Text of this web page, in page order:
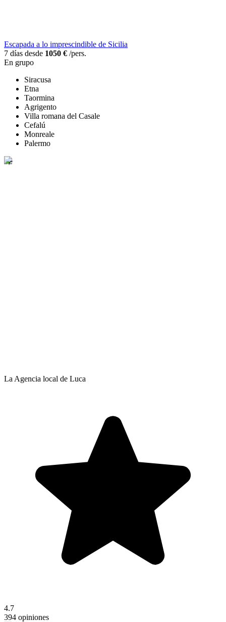
Escapada a lo imprescindible de Sicilia
7 días desde 1050 € /pers.
En grupo
Siracusa
Etna
Taormina
Agrigento
Villa romana del Casale
Cefalú
Monreale
Palermo
La Agencia local de Luca
4.7
394 opiniones